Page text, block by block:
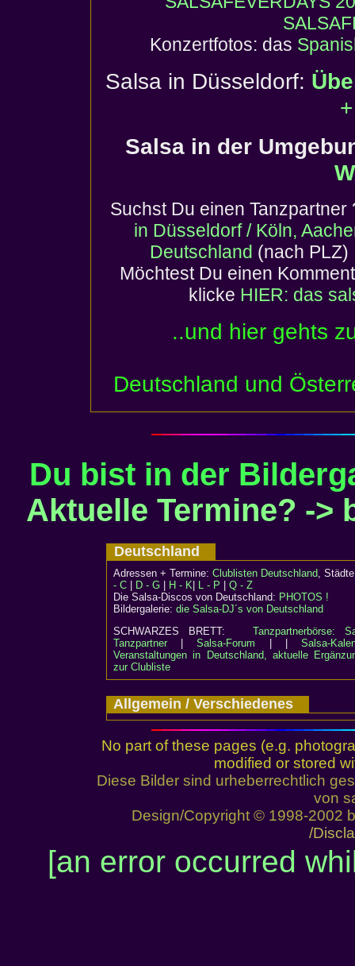
Konzertfotos: das
Salsa in Düsseldorf:
Salsa in der
Suchst Du einen Tanzpartner
in Düsseldorf / Köln,
Deutschland (nach
Möchtest Du einen
klicke HIER: das
..und hier gehts
Deutschland und
Du bist in der
Aktuelle Termine? ->
Deutschland
Adressen + Termine: Clublisten Deutschland,
- C
D - G H - K L - P
Q - Z
Die Salsa-Discos von Deutschland: PHOTOS !
Bildergalerie: die Salsa-DJ´s von Deutschland
SCHWARZES BRETT:Tanzpartnerbörse:
Tanzpartner|Salsa-Forum | |Salsa-
Veranstaltungen in Deutschland, aktuelle
zur Clubliste
Allgemein / Verschiedenes
No part of these pages (e.g.
modified or stored
Diese Bilder sind urheberrechtlich
von
Design/Copyright © 1998-2002
/
[an error occurred